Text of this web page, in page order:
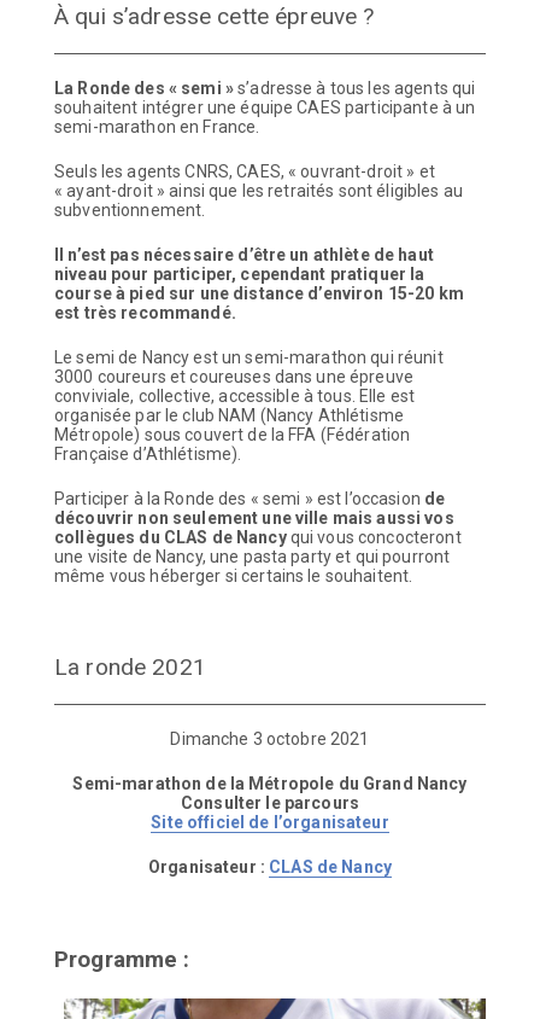
À qui s’adresse cette épreuve ?
La Ronde des « semi »s’adresse à tous les agents qui
souhaitent intégrer une équipe CAES participante à un
semi-marathon en France.
Seuls les agents CNRS, CAES, « ouvrant-droit » et
« ayant-droit » ainsi que les retraités sont éligibles au
subventionnement.
Il n’est pas nécessaire d’être un athlète de haut
niveau pour participer, cependant pratiquer la
course à pied sur une distance d’environ 15-20 km
est très recommandé.
Le semi de Nancy est un semi-marathon qui réunit
3000 coureurs et coureuses dans une épreuve
conviviale, collective, accessible à tous. Elle est
organisée par le club NAM (Nancy Athlétisme
Métropole) sous couvert de la FFA (Fédération
Française d’Athlétisme).
Participer à la Ronde des « semi » est l’occasion de
découvrir non seulement une ville mais aussi vos
collègues du CLAS de Nancyqui vous concocteront
une visite de Nancy, une pasta party et qui pourront
même vous héberger si certains le souhaitent.
La ronde 2021
Dimanche 3 octobre 2021
Semi-marathon de la Métropole du Grand Nancy
Consulter le parcours
Site officiel de l’organisateur
Organisateur : CLAS de Nancy
Programme :